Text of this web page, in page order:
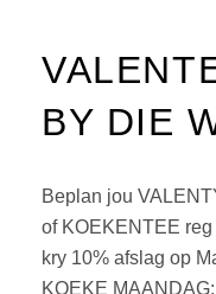
BY DIE
Beplan jou
of KOEKENTEE
kry 10% afslag op
KOEKE MAANDAG: